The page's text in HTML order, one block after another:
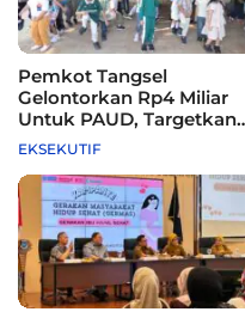
Pemkot Tangsel
Gelontorkan Rp4 Miliar
Untuk PAUD, Targetkan
115 Sekolah
EKSEKUTIF